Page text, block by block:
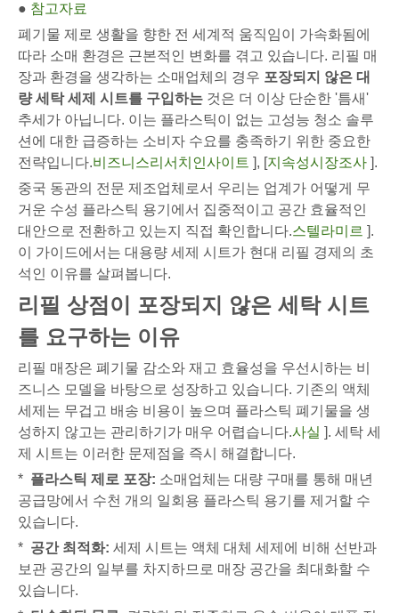
● 참고자료
폐기물 제로 생활을 향한 전 세계적 움직임이 가속화됨에
따라 소매 환경은 근본적인 변화를 겪고 있습니다. 리필 매
장과 환경을 생각하는 소매업체의 경우 포장되지 않은 대
량 세탁 세제 시트를 구입하는 것은 더 이상 단순한 '틈새'
추세가 아닙니다. 이는 플라스틱이 없는 고성능 청소 솔루
션에 대한 급증하는 소비자 수요를 충족하기 위한 중요한
전략입니다.비즈니스리서치인사이트 ], [지속성시장조사 ].
중국 동관의 전문 제조업체로서 우리는 업계가 어떻게 무
거운 수성 플라스틱 용기에서 집중적이고 공간 효율적인
대안으로 전환하고 있는지 직접 확인합니다.스텔라미르 ].
이 가이드에서는 대용량 세제 시트가 현대 리필 경제의 초
석인 이유를 살펴봅니다.
리필 상점이 포장되지 않은 세탁 시트
를 요구하는 이유
리필 매장은 폐기물 감소와 재고 효율성을 우선시하는 비
즈니스 모델을 바탕으로 성장하고 있습니다. 기존의 액체
세제는 무겁고 배송 비용이 높으며 플라스틱 폐기물을 생
성하지 않고는 관리하기가 매우 어렵습니다.사실 ]. 세탁 세
제 시트는 이러한 문제점을 즉시 해결합니다.
* 플라스틱 제로 포장: 소매업체는 대량 구매를 통해 매년
공급망에서 수천 개의 일회용 플라스틱 용기를 제거할 수
있습니다.
* 공간 최적화: 세제 시트는 액체 대체 세제에 비해 선반과
보관 공간의 일부를 차지하므로 매장 공간을 최대화할 수
있습니다.